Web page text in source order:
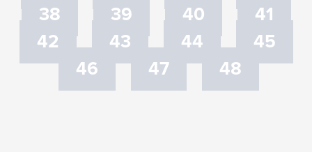
38
39 40
41
42
43 44
45
46
47 48